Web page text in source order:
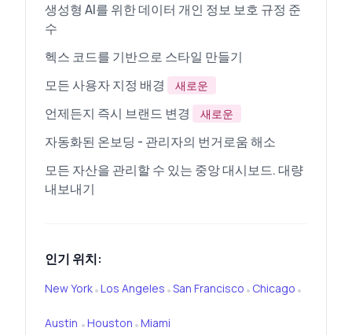
생성형 AI를 위한 데이터 개인 정보 보호 규정 준
수
헥스 코드를 기반으로 스타일 만들기
모든 사용자 지정 배경
새로운
언제든지 즉시 브랜드 변경 새로운
자동화된 온보딩 - 관리자의 번거로움 해소
모든 자산을 관리할 수 있는 중앙 대시보드. 대량
내보내기
인기 위치:
New York•Los Angeles •San Francisco • Chicago •
Austin •Houston •Miami